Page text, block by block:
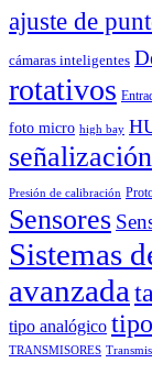
ajuste de
cámaras inteligentes
rotativos
foto micro high bay
señalización
Presión de calibración
Sensores
Sistemas
avanzada
tipo analógico
TRANSMISORES